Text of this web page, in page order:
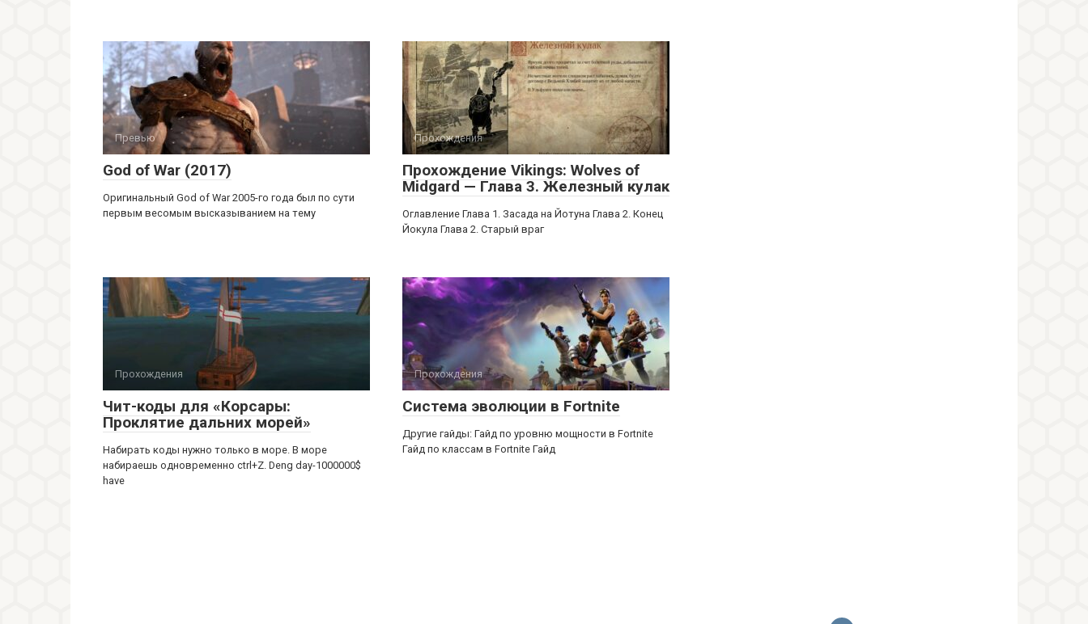
Превью
God of War (2017)
Оригинальный God of War 2005-го года был по сути
первым весомым высказыванием на тему
Прохождения
Прохождение Vikings: Wolves of
Midgard — Глава 3. Железный кулак
Оглавление Глава 1. Засада на Йотуна Глава 2. Конец
Йокула Глава 2. Старый враг
Прохождения
Чит-коды для «Корсары:
Проклятие дальних морей»
Набирать коды нужно только в море. В море
набираешь одновременно ctrl+Z. Deng day-1000000$
have
Прохождения
Система эволюции в Fortnite
Другие гайды: Гайд по уровню мощности в Fortnite
Гайд по классам в Fortnite Гайд